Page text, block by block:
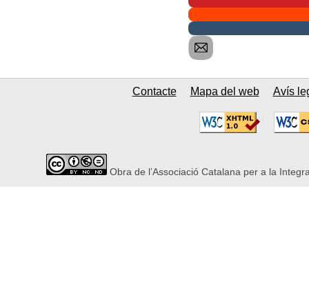
Contacte Mapa del web Avís
Obra de l’Associació Catalana per a la